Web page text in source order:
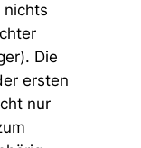
nichts
Die
ersten
nur